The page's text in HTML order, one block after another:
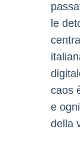
le
caos
e
della